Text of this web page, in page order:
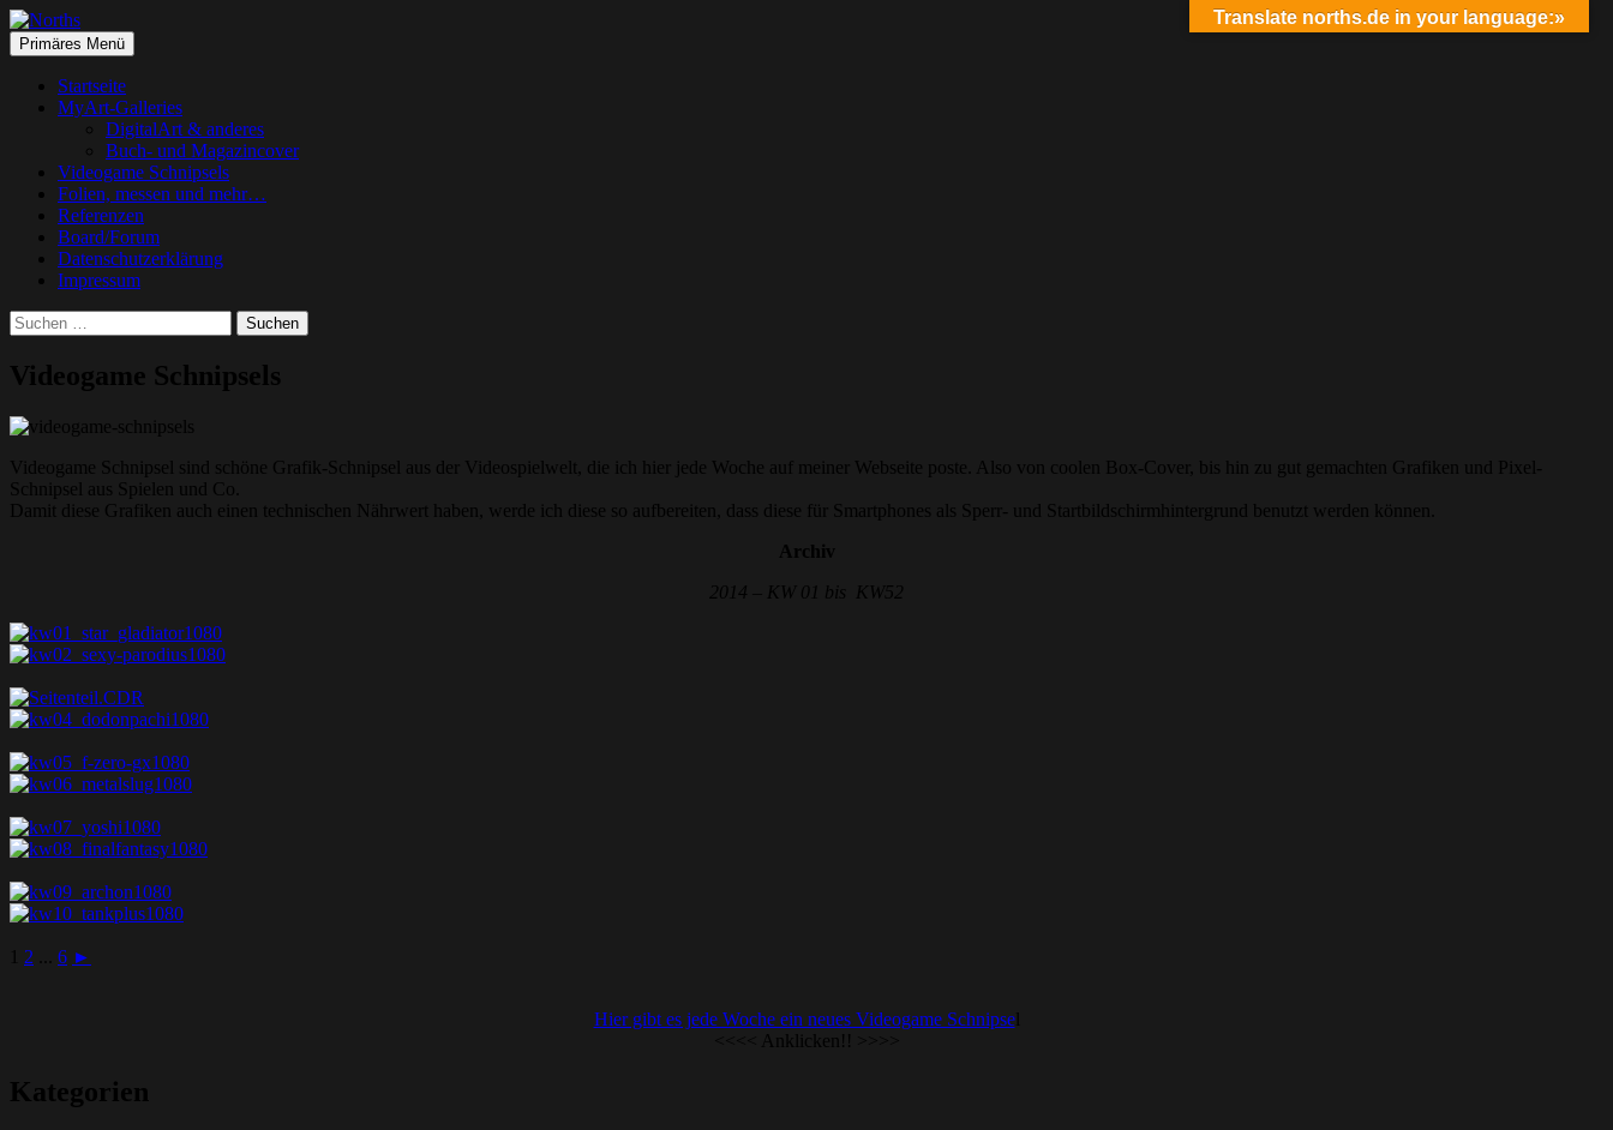
Norths
Suchen
Primäres Menü Springe
zum
Startseite
MyArt-Galleries
DigitalArt & anderes
Buch- und Magazincover
Videogame Schnipsels
Folien, messen und mehr…
Referenzen
Board/Forum
Datenschutzerklärung
Impressum
Suchen
nach:
Videogame Schnipsels
Videogame Schnipsel sind schöne Grafik-Schnipsel aus der Videospielwelt, die ich hier jede Woche auf meiner Webseite poste. Also von coolen Box-Cover, bis hin zu gut gemachten Grafiken und Pixel-
Schnipsel aus Spielen und Co.
Damit diese Grafiken auch einen technischen Nährwert haben, werde ich diese so aufbereiten, dass diese für Smartphones als Sperr- und Startbildschirmhintergrund benutzt werden können.
Archiv
2014 – KW 01 bis KW52
2 6 ►
Hier gibt es jede Woche ein neues Videogame Schnipsel
<<<< Anklicken!! >>>>
Kategorien
Translate norths.de in your language:»